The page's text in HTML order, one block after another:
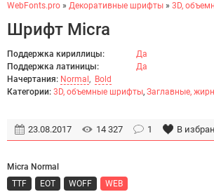
WebFonts.pro » Декоративные шрифты » 3D,
Шрифт Micra
Поддержка кириллицы:
Да
Поддержка латиницы:
Да
Начертания: Normal , Bold
Категории: 3D, объемные шрифты, Заглавные,
23.08.2017 14 327 1 В
Micra Normal
TTF
EOT WOFF WEB